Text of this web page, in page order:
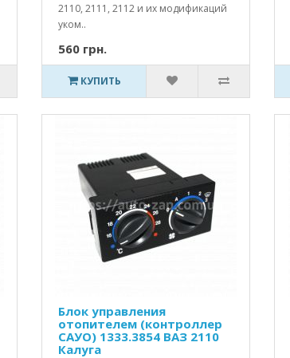
2110, 2111, 2112 и их модификаций
уком..
560 грн.
КУПИТЬ
Блок управления
отопителем (контроллер
САУО) 1333.3854 ВАЗ 2110
Калуга